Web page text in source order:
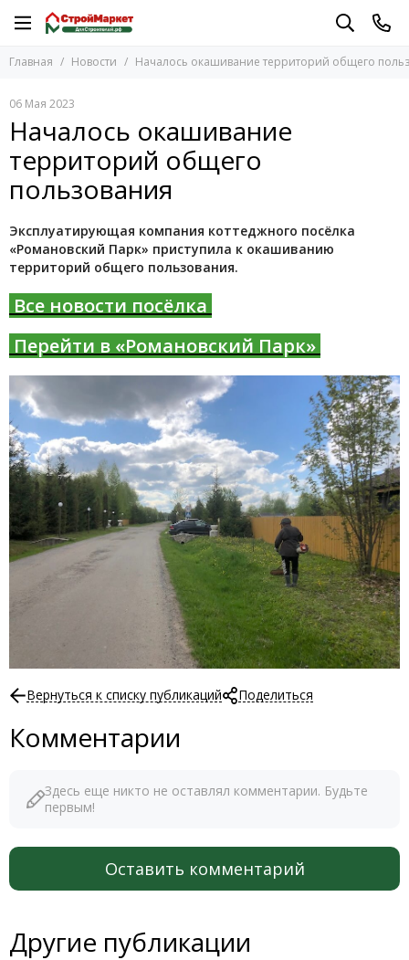
Главная Новости Началось окашивание территорий общего
06 Мая 2023
Началось окашивание
территорий общего
пользования
Эксплуатирующая компания коттеджного посёлка
«Романовский Парк» приступила к окашиванию
территорий общего пользования.
Все новости посёлка
Перейти в «Романовский Парк»
Вернуться к списку публикаций Поделиться
Комментарии
Здесь еще никто не оставлял комментарии. Будьте
первым!
Оставить комментарий
Другие публикации